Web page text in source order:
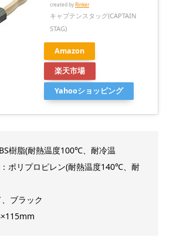
created byRinker
キャプテンスタッグ(CAPTAIN
STAG)
Amazon
楽天市場
Yahooショッピング
樹脂(耐熱温度100℃、耐冷温
ポリプロピレン(耐熱温度140℃、耐
ブラック